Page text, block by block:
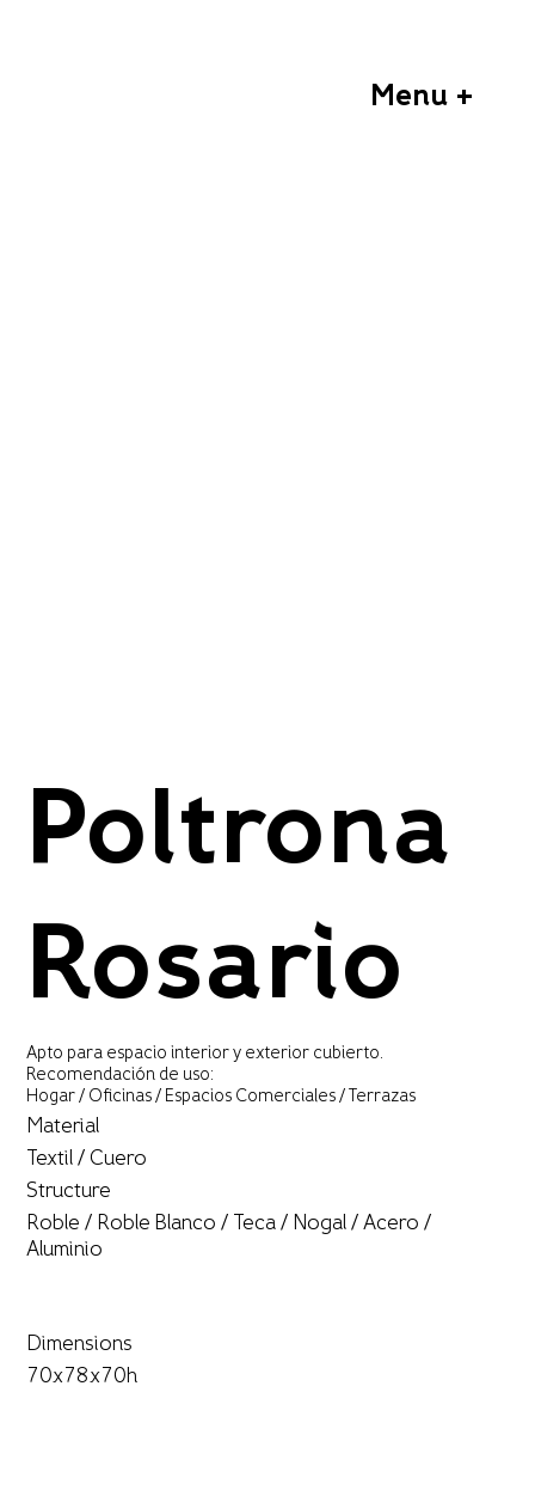
Menu +
Poltrona
Rosario
Apto para espacio interior y exterior cubierto.
Recomendación de uso:
Hogar / Oficinas / Espacios Comerciales / Terrazas
Material
Textil / Cuero
Structure
Roble / Roble Blanco / Teca / Nogal / Acero /
Aluminio
Dimensions
70x78x70h